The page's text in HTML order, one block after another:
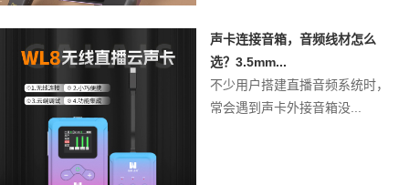
声卡连接音箱，音频线材怎么
选？3.5mm...
不少用户搭建直播音频系统时，
常会遇到声卡外接音箱没...